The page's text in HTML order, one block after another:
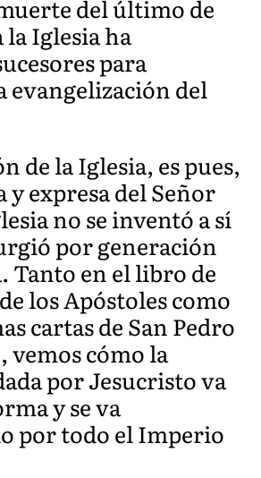
del último de
la Iglesia ha
para
evangelización del
de la Iglesia, es pues,
y expresa del Señor
no se inventó a sí
por generación
Tanto en el libro de
los Apóstoles como
cartas de San Pedro
vemos cómo la
por Jesucristo va
y se va
por todo el Imperio